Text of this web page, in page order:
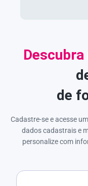
Descubra
de
Cadastre-se e acesse
dados cadastrais e
personalize com